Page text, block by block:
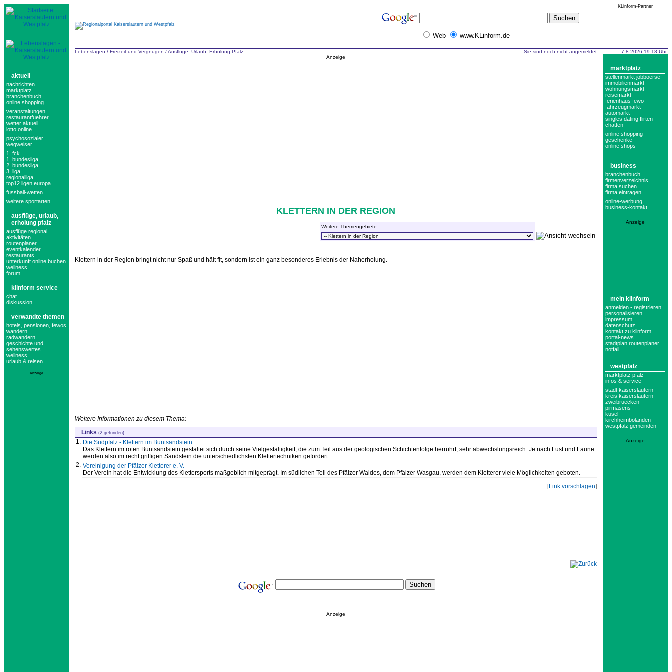
aktuell
nachrichten
marktplatz
branchenbuch
online shopping
veranstaltungen
restaurantfuehrer
wetter aktuell
lotto online
psychosozialer
wegweiser
1. fck
1. bundesliga
2. bundesliga
3. liga
regionalliga
top12 ligen europa
fussball-wetten
weitere sportarten
ausflüge, urlaub,
erholung pfalz
ausflüge regional
aktivitäten
routenplaner
eventkalender
restaurants
unterkunft online buchen
wellness
forum
klinform service
chat
diskussion
verwandte themen
hotels, pensionen, fewos
wandern
radwandern
geschichte und
sehenswertes
wellness
urlaub & reisen
Anzeige
KLinform-Partner
Web www.KLinform.de
Lebenslagen / Freizeit und Vergnügen /Ausflüge, Urlaub, Erholung Pfalz
Sie sind noch nicht angemeldet
Anzeige
KLETTERN IN DER REGION
Weitere Themengebiete
Klettern in der Region bringt nicht nur Spaß und hält fit, sondern ist ein ganz besonderes Erlebnis der Naherholung.
Weitere Informationen zu diesem Thema:
Links (2 gefunden)
1. Die Südpfalz - Klettern im Buntsandstein
Das Klettern im roten Buntsandstein gestaltet sich durch seine Vielgestaltigkeit, die zum Teil aus der geologischen Schichtenfolge herrührt, sehr abwechslungsreich. Je nach Lust und Laune
werden also im recht griffigen Sandstein die unterschiedlichsten Klettertechniken gefordert.
2. Vereinigung der Pfälzer Kletterer e. V.
Der Verein hat die Entwicklung des Klettersports maßgeblich mitgeprägt. Im südlichen Teil des Pfälzer Waldes, dem Pfälzer Wasgau, werden dem Kletterer viele Möglichkeiten geboten.
[Link vorschlagen]
Anzeige
7.8.2026 19:18 Uhr
marktplatz
stellenmarkt jobboerse
immobilienmarkt
wohnungsmarkt
reisemarkt
ferienhaus fewo
fahrzeugmarkt
automarkt
singles dating flirten
chatten
online shopping
geschenke
online shops
business
branchenbuch
firmenverzeichnis
firma suchen
firma eintragen
online-werbung
business-kontakt
Anzeige
mein klinform
anmelden - registrieren
personalisieren
impressum
datenschutz
kontakt zu klinform
portal-news
stadtplan routenplaner
notfall
westpfalz
marktplatz pfalz
infos & service
stadt kaiserslautern
kreis kaiserslautern
zweibruecken
pirmasens
kusel
kirchheimbolanden
westpfalz gemeinden
Anzeige